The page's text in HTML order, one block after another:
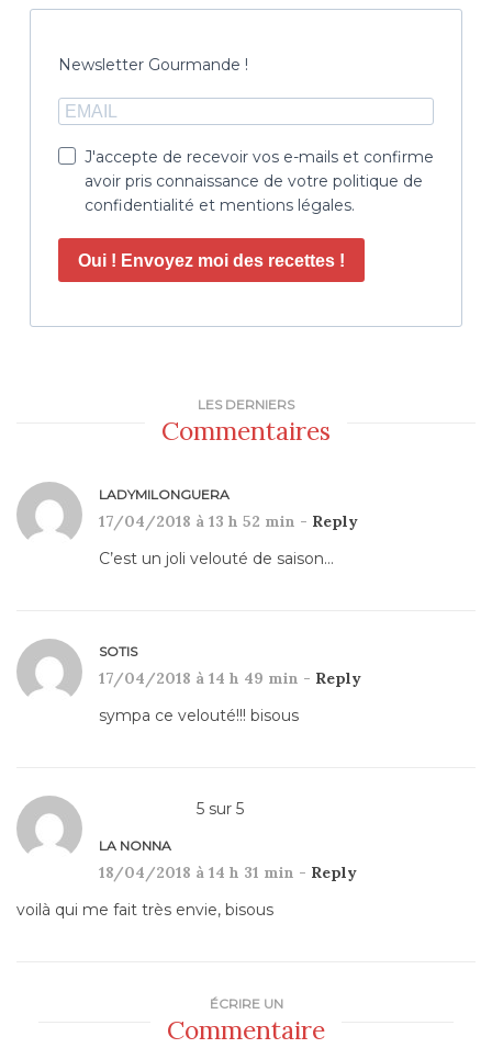
Newsletter Gourmande !
J'accepte de recevoir vos e-mails et confirme
avoir pris connaissance de votre politique de
confidentialité et mentions légales.
Oui ! Envoyez moi des recettes !
LES DERNIERS
Commentaires
LADYMILONGUERA
17/04/2018 à 13 h 52 min - Reply
C’est un joli velouté de saison…
SOTIS
17/04/2018 à 14 h 49 min - Reply
sympa ce velouté!!! bisous
5 sur 5
LA NONNA
18/04/2018 à 14 h 31 min - Reply
voilà qui me fait très envie, bisous
ÉCRIRE UN
Commentaire